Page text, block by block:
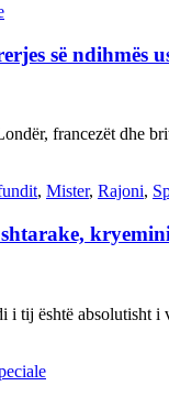
së ndihmës
francezët dhe
, Mister, Rajoni,
tij është absolutisht